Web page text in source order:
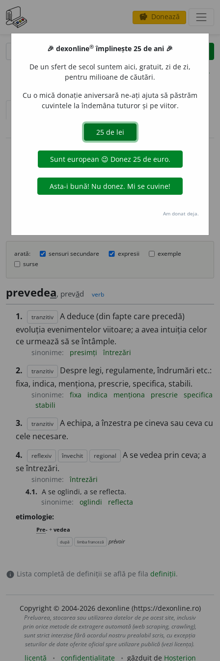
savings Donează
clear
opțiuni
sinteza definițiilor (1)
definiții (20)
pronunție volume_up
info
Aceste definiții sunt compilate de
echipa dexonline. Definițiile
originale se află pe filadefiniții.
Puteți reordona filele pe pagina de
arată: sensuri secundare expresii
exemple
surse
prevedea, prevăd verb
1. tranzitiv
A deduce (din fapte care precedă)
evoluția evenimentelor viitoare; a avea intuiția celor
ce urmează să se întâmple.
sinonime: presimți întrezări
2. tranzitiv
Despre legi, regulamente, îndrumări etc.:
fixa, indica, menționa, prescrie, specifica, stabili.
sinonime: fixa indica menționa prescrie
specifica
stabili
3. tranzitiv
A echipa, a înzestra pe cineva sau ceva cu
cele necesare.
4.
reflexiv învechit regional
A se vedea prin ceva; a
se întrezări.
sinonime:
întrezări
4.1. A se oglindi, a se reflecta.
sinonime:
oglindi
reflecta
etimologie:
Pre- + vedea
după limba franceză prévoir
info Lista completă de definiții se află pe fila definiții.
Copyright © 2004-2026 dexonline (https://dexonline.ro)
Preluarea, stocarea sau utilizarea datelor de pe acest site, inclusiv
prin orice metode de extragere automată (web scraping, crawling),
sunt strict interzise fără acordul nostru prealabil scris, cu excepția
seturilor de date oferite oficial spre utilizare publică (vezi licența).
licență confidențialitate găzduit de Hosterion
🎉 dexonline® împlinește 25 de ani 🎉
De un sfert de secol suntem aici, gratuit, zi de zi,
pentru milioane de căutări.
Cu o mică donație aniversară ne-ați ajuta să păstrăm
cuvintele la îndemâna tuturor și pe viitor.
Am donat deja.